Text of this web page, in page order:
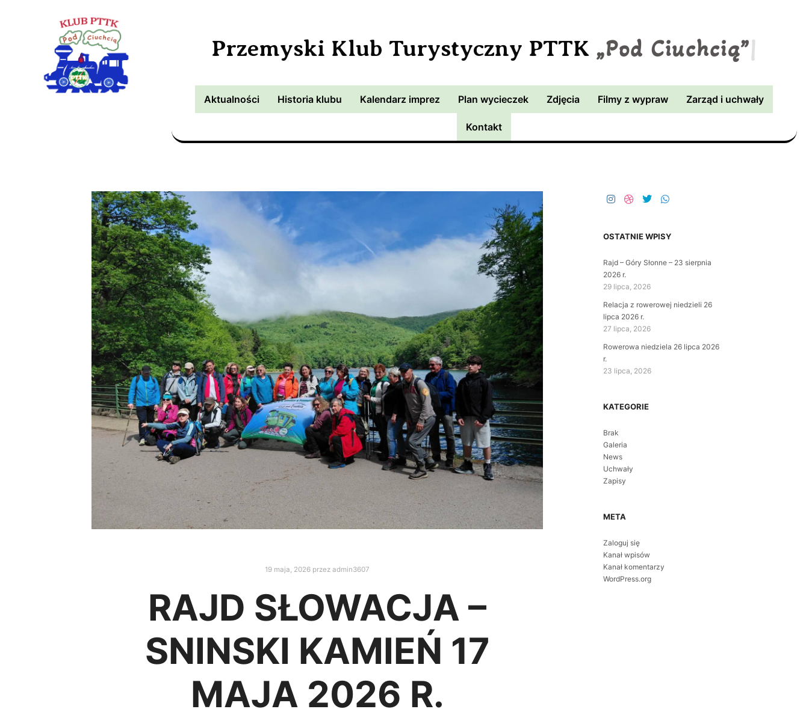
Przemyski Klub Turystyczny PTTK „Pod Ciuchcią”|
Aktualności Historia klubu Kalendarz imprez Plan wycieczek Zdjęcia Filmy z wypraw Zarząd i uchwały
Kontakt
19 maja, 2026 przez admin3607
RAJD SŁOWACJA –
SNINSKI KAMIEŃ 17
MAJA 2026 R.
OSTATNIE WPISY
Rajd – Góry Słonne – 23 sierpnia
2026 r.
29 lipca, 2026
Relacja z rowerowej niedzieli 26
lipca 2026 r.
27 lipca, 2026
Rowerowa niedziela 26 lipca 2026
r.
23 lipca, 2026
KATEGORIE
Brak
Galeria
News
Uchwały
Zapisy
META
Zaloguj się
Kanał wpisów
Kanał komentarzy
WordPress.org